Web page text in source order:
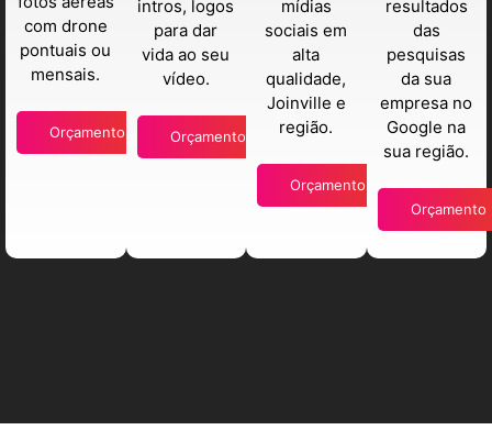
com drone
pontuais ou
mensais.
Orçamento
intros, logos
para dar
vida ao seu
vídeo.
Orçamento
mídias
sociais em
alta
qualidade,
Joinville e
região.
Orçamento
resultados
das
pesquisas
da sua
empresa no
Google na
sua região.
Orçamento